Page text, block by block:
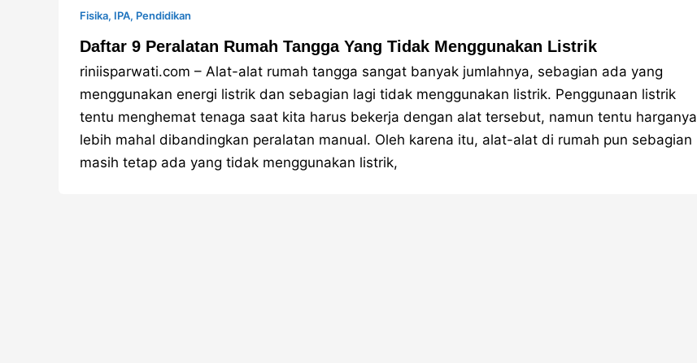
Fisika, IPA, Pendidikan
Daftar 9 Peralatan Rumah Tangga Yang Tidak Menggunakan Listrik
riniisparwati.com – Alat-alat rumah tangga sangat banyak jumlahnya, sebagian ada yang
menggunakan energi listrik dan sebagian lagi tidak menggunakan listrik. Penggunaan listrik
tentu menghemat tenaga saat kita harus bekerja dengan alat tersebut, namun tentu harganya
lebih mahal dibandingkan peralatan manual. Oleh karena itu, alat-alat di rumah pun sebagian
masih tetap ada yang tidak menggunakan listrik,